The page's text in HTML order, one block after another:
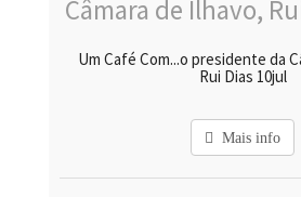
Um Café Com...o presidente da
Rui Dias 10jul
Mais info